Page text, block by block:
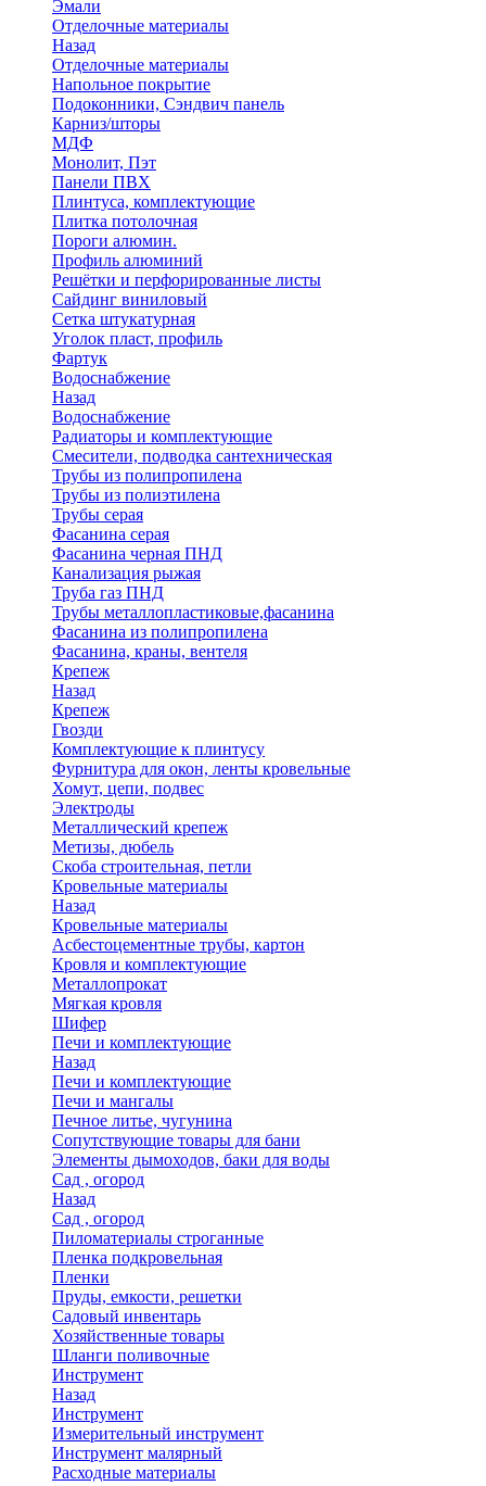
Эмали
Отделочные материалы
Назад
Отделочные материалы
Напольное покрытие
Подоконники, Сэндвич панель
Карниз/шторы
МДФ
Монолит, Пэт
Панели ПВХ
Плинтуса, комплектующие
Плитка потолочная
Пороги алюмин.
Профиль алюминий
Решётки и перфорированные листы
Сайдинг виниловый
Сетка штукатурная
Уголок пласт, профиль
Фартук
Водоснабжение
Назад
Водоснабжение
Радиаторы и комплектующие
Смесители, подводка сантехническая
Трубы из полипропилена
Трубы из полиэтилена
Трубы серая
Фасанина серая
Фасанина черная ПНД
Канализация рыжая
Труба газ ПНД
Трубы металлопластиковые,фасанина
Фасанина из полипропилена
Фасанина, краны, вентеля
Крепеж
Назад
Крепеж
Гвозди
Комплектующие к плинтусу
Фурнитура для окон, ленты кровельные
Хомут, цепи, подвес
Электроды
Металлический крепеж
Метизы, дюбель
Скоба строительная, петли
Кровельные материалы
Назад
Кровельные материалы
Асбестоцементные трубы, картон
Кровля и комплектующие
Металлопрокат
Мягкая кровля
Шифер
Печи и комплектующие
Назад
Печи и комплектующие
Печи и мангалы
Печное литье, чугунина
Сопутствующие товары для бани
Элементы дымоходов, баки для воды
Сад , огород
Назад
Сад , огород
Пиломатериалы строганные
Пленка подкровельная
Пленки
Пруды, емкости, решетки
Садовый инвентарь
Хозяйственные товары
Шланги поливочные
Инструмент
Назад
Инструмент
Измерительный инструмент
Инструмент малярный
Расходные материалы